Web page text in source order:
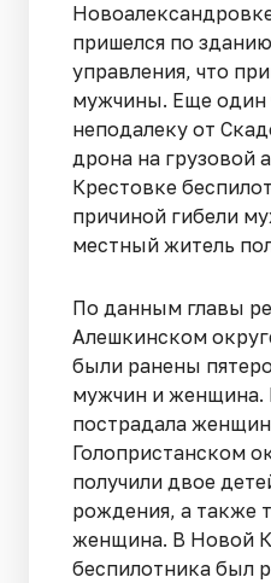
пришелся по
управления, что
мужчины. Еще один
неподалеку от
дрона на грузовой
Крестовке
причиной гибели
местный житель
По данным главы
Алешкинском
были ранены
мужчин и женщина.
пострадала
Голопристанском
получили двое
рождения, а также
женщина. В Новой
беспилотника был